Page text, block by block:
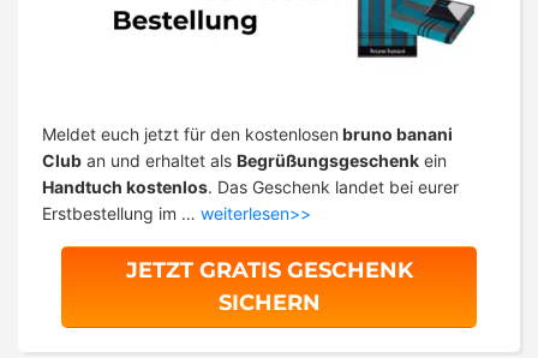
Meldet euch jetzt für den kostenlosen bruno banani
Club an und erhaltet als Begrüßungsgeschenk ein
Handtuch kostenlos. Das Geschenk landet bei eurer
Erstbestellung im … weiterlesen>>
JETZT GRATIS GESCHENK
SICHERN